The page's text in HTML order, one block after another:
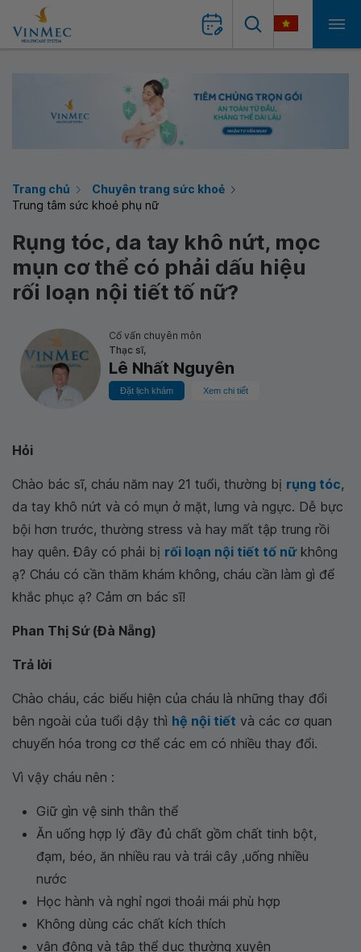
Trang chủ
Chuyên trang sức khoẻ
Trung tâm sức khoẻ phụ nữ
Rụng tóc, da tay khô nứt, mọc
mụn cơ thể có phải dấu hiệu
rối loạn nội tiết tố nữ?
Cố vấn chuyên môn
Thạc sĩ,
Lê Nhất Nguyên
Đặt lịch khám Xem chi tiết
Hỏi
Chào bác sĩ, cháu năm nay 21 tuổi, thường bị rụng tóc,
da tay khô nứt và có mụn ở mặt, lưng và ngực. Dễ bực
bội hơn trước, thường stress và hay mất tập trung rồi
hay quên. Đây có phải bị rối loạn nội tiết tố nữkhông
ạ? Cháu có cần thăm khám không, cháu cần làm gì để
khắc phục ạ? Cảm ơn bác sĩ!
Phan Thị Sứ (Đà Nẵng)
Trả lời
Chào cháu, các biểu hiện của cháu là những thay đổi
bên ngoài của tuổi dậy thì hệ nội tiết và các cơ quan
chuyển hóa trong cơ thể các em có nhiều thay đổi.
Vì vậy cháu nên :
Giữ gìn vệ sinh thân thể
Ăn uống hợp lý đầy đủ chất gồm chất tinh bột,
đạm, béo, ăn nhiều rau và trái cây ,uống nhiều
nước
Học hành và nghỉ ngơi thoải mái phù hợp
Không dùng các chất kích thích
vận động và tập thể dục thường xuyên